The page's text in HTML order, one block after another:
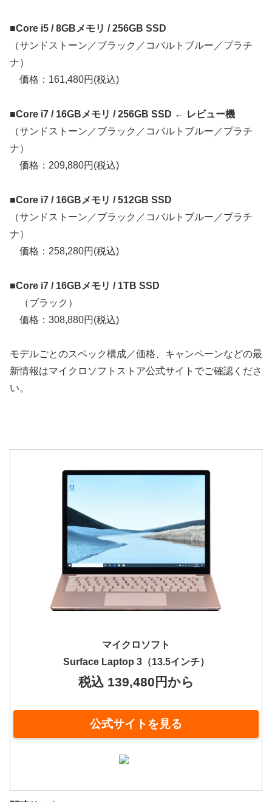
■Core i5 / 8GBメモリ / 256GB SSD
（サンドストーン／ブラック／コバルトブルー／プラチ
ナ）
価格：161,480円(税込)
■Core i7 / 16GBメモリ / 256GB SSD ← レビュー機
（サンドストーン／ブラック／コバルトブルー／プラチ
ナ）
価格：209,880円(税込)
■Core i7 / 16GBメモリ / 512GB SSD
（サンドストーン／ブラック／コバルトブルー／プラチ
ナ）
価格：258,280円(税込)
■Core i7 / 16GBメモリ / 1TB SSD
（ブラック）
価格：308,880円(税込)
モデルごとのスペック構成／価格、キャンペーンなどの最
新情報はマイクロソフトストア公式サイトでご確認くださ
い。
マイクロソフト
Surface Laptop 3（13.5インチ）
税込 139,480円から
公式サイトを見る